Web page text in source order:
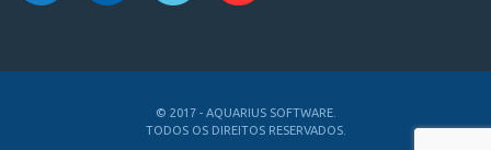
© 2017 - AQUARIUS SOFTWARE.
TODOS OS DIREITOS RESERVADOS.